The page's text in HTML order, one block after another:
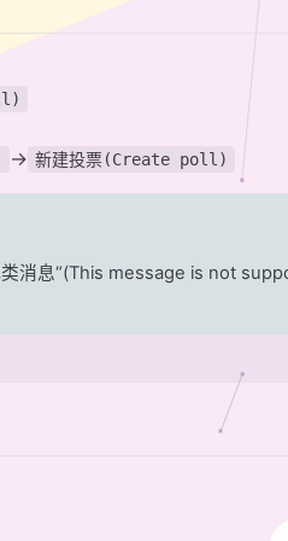
-> 新建投票(Create poll)
消息“(This message is not